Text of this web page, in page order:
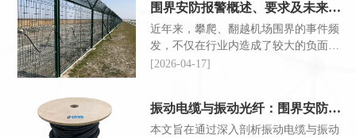
围界安防报警概述、要求及未来发展趋势
近年来，攀爬、翻越机场围界的事件频
发，不仅在行业内造成了较大的负面影
响，还引发了全社会对民航安全的广泛
[2026-04-17]
振动电缆与振动光纤：围界安防技术的深度对比与选择指南
本文旨在通过深入剖析振动电缆与振动